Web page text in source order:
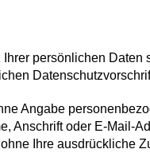
persönlichen
Angabe
Anschrift oder E-Mail-
Ihre ausdrückliche